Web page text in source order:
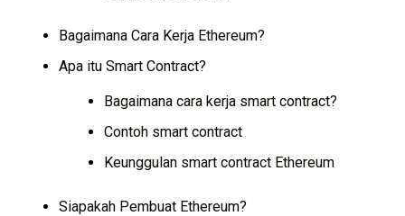
Bagaimana Cara Kerja Ethereum?
Apa itu Smart Contract?
Bagaimana cara kerja smart contract?
Contoh smart contract
Keunggulan smart contract Ethereum
Siapakah Pembuat Ethereum?